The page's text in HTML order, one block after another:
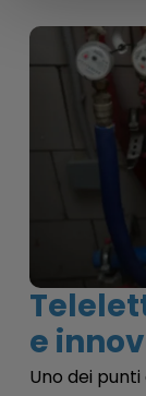
e
Uno dei punti